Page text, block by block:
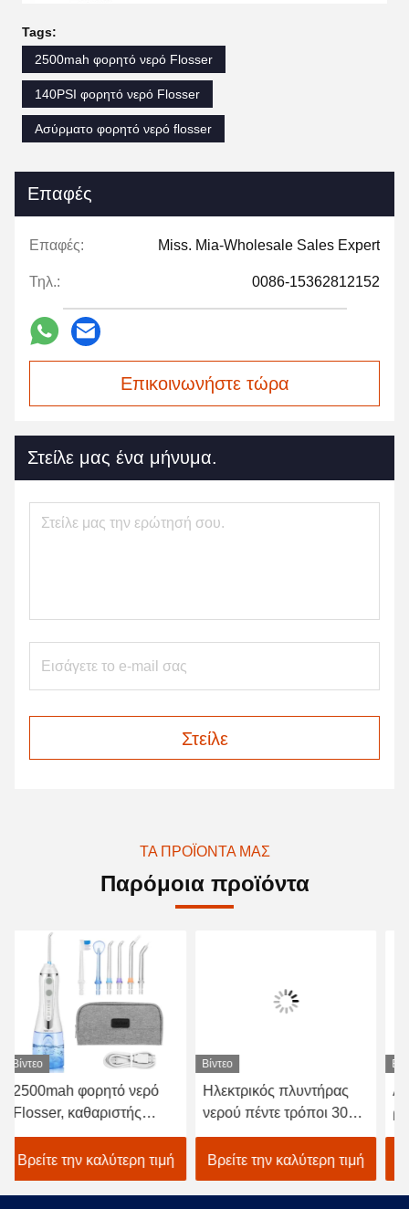
Tags:
2500mah φορητό νερό Flosser
140PSI φορητό νερό Flosser
Ασύρματο φορητό νερό flosser
Επαφές
Επαφές: Miss. Mia-Wholesale Sales Expert
Τηλ.: 0086-15362812152
Επικοινωνήστε τώρα
Στείλε μας ένα μήνυμα.
Στείλε
ΤΑ ΠΡΟΪΌΝΤΑ ΜΑΣ
Παρόμοια προϊόντα
Βίντεο
2500mah φορητό νερό
Flosser, καθαριστής
δοντιών πίεσης νερού
40-140PSI
Βρείτε την καλύτερη τιμή
Βίντεο
Ηλεκτρικός πλυντήρας
νερού πέντε τρόποι 300
ml καθαρισμός δοντιών
από δεξαμενή νερού
Βρείτε την καλύτερη τιμή